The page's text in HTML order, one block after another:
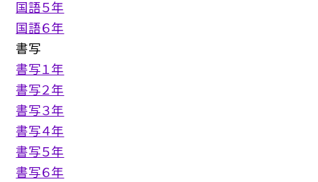
国語５年
国語６年
書写
書写１年
書写２年
書写３年
書写４年
書写５年
書写６年